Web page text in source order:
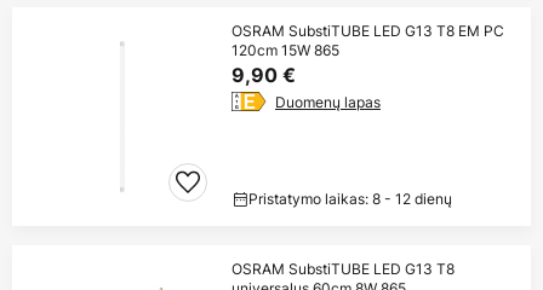
OSRAM SubstiTUBE LED G13 T8 EM PC
120cm 15W 865
9,90 €
Duomenų lapas
Pristatymo laikas: 8 - 12 dienų
OSRAM SubstiTUBE LED G13 T8